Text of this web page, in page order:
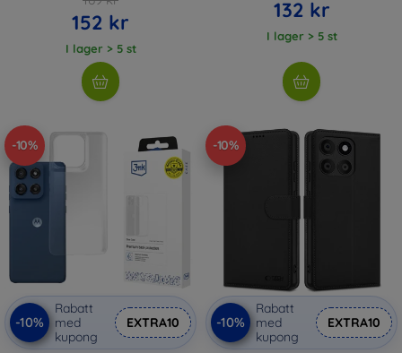
152 kr
I lager > 5 st
132 kr
I lager > 5 st
-10%
-10%
Rabatt
med
kupong
EXTRA10
-10%
-10%
Rabatt
med
kupong
EXTRA10